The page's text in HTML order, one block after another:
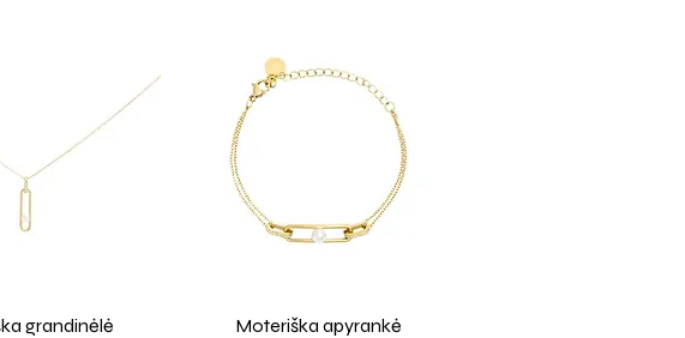
grandinėlė
Moteriška apyrankė